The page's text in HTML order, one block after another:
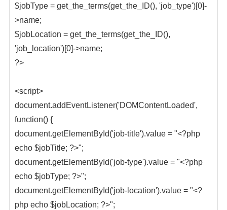
$jobType = get_the_terms(get_the_ID(), 'job_type')[0]-
>name;
$jobLocation = get_the_terms(get_the_ID(),
'job_location')[0]->name;
?>
<script>
document.addEventListener('DOMContentLoaded',
function() {
document.getElementById('job-title').value = "<?php
echo $jobTitle; ?>";
document.getElementById('job-type').value = "<?php
echo $jobType; ?>";
document.getElementById('job-location').value = "<?
php echo $jobLocation; ?>";